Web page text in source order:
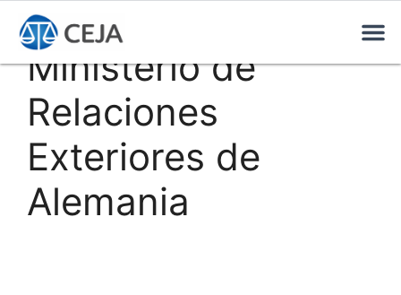
Ministerio de
Relaciones
Exteriores de
Alemania